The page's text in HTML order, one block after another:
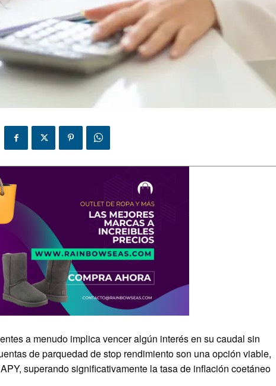
a menudo implica vencer algún interés en su caudal sin
de parquedad de stop rendimiento son una opción viable,
superando significativamente la tasa de inflación coetáneo